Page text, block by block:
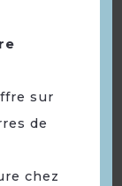
:
sur
de
chez